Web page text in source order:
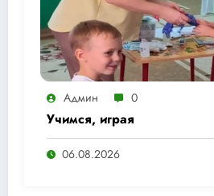
Админ 0
Учимся, играя
06.08.2026